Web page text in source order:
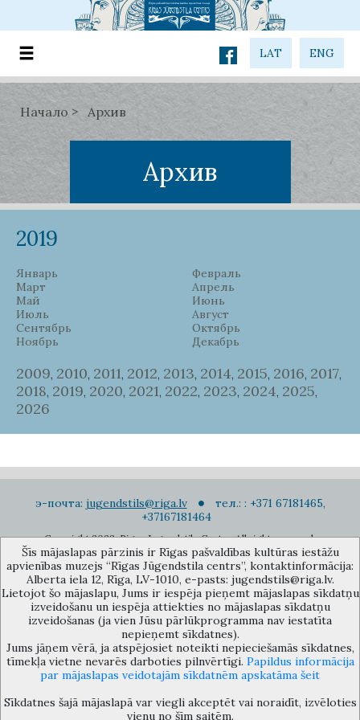
LAT ENG
Начало Архив
Архив
2019
Январь
Февраль
Март
Апрель
Май
Июнь
Июль
Август
Сентябрь
Октябрь
Ноябрь
Декабрь
2009, 2010, 2011, 2012, 2013, 2014, 2015, 2016, 2017,
2018, 2019, 2020, 2021, 2022, 2023, 2024, 2025,
2026
э-почта: jugendstils@riga.lv
тел.: : +371 67181465,
+37167181464
Copyright 2022. Rigas Jugendstila Centrs. All right reserved.
Подписаться на новости
Музей объединения культурных учереждений Рижского
самоуправления «Рижский центр югендстиля», улица Альберта 12,
Рига, LV 1010, Латвия (дверной код: 12), jugendstils@riga.lv
Šīs mājaslapas pārzinis ir Rīgas pašvaldības kultūras iestāžu
apvienības muzejs “Rīgas Jūgendstila centrs”, kontaktinformācija:
Alberta iela 12, Rīga, LV-1010, e-pasts: jugendstils@riga.lv.
Lietojot šo mājaslapu, Jums ir iespēja pieņemt mājaslapas sīkdatņu
izveidošanu un iespēja attiekties no mājaslapas sīkdatņu
izveidošanas (ja vien Jūsu pārlūkprogramma nav iestatīta
nepieņemt sīkdatnes).
Jums jāņem vērā, ja atspējosiet noteikti nepieciešamās sīkdatnes,
tīmekļa vietne nevarēs darboties pilnvērtīgi. Papildus informācija
par mājaslapas veidotajām sīkdatnēm apskatāma šeit
Sīkdatnes šajā mājaslapā var viegli akceptēt vai noraidīt, izvēloties
vienu no šīm saitēm.